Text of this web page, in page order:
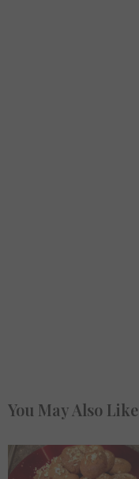
You May Also Like